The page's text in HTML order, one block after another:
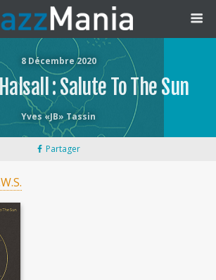
8 Décembre 2020
: Salute To The Sun
Yves «JB» Tassin
Partager